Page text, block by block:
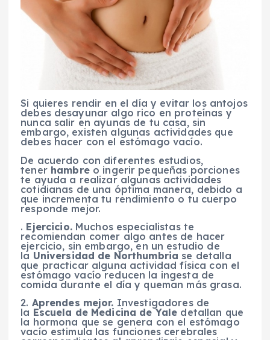
Si quieres rendir en el día y evitar los antojos
debes desayunar algo rico en proteínas y
nunca salir en ayunas de tu casa, sin
embargo, existen algunas actividades que
debes hacer con el estómago vacío.
De acuerdo con diferentes estudios,
tener hambre o ingerir pequeñas porciones
te ayuda a realizar algunas actividades
cotidianas de una óptima manera, debido a
que incrementa tu rendimiento o tu cuerpo
responde mejor.
. Ejercicio.Muchos especialistas te
recomiendan comer algo antes de hacer
ejercicio, sin embargo, en un estudio de
la Universidad de Northumbria se detalla
que practicar alguna actividad física con el
estómago vacío reducen la ingesta de
comida durante el día y queman más grasa.
2. Aprendes mejor. Investigadores de
la Escuela de Medicina de Yale detallan que
la hormona que se genera con el estómago
vacío estimula las funciones cerebrales